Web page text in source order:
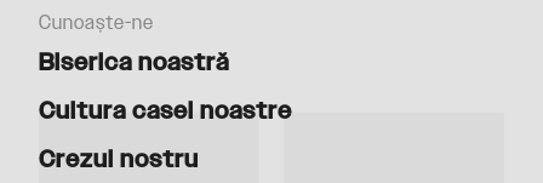
Cunoaște-ne
Biserica noastră
Cultura casei noastre
Crezul nostru